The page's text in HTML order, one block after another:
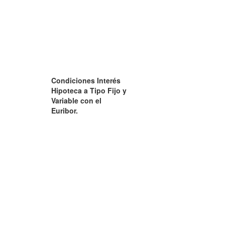
Condiciones Interés
Hipoteca a Tipo Fijo y
Variable con el
Euribor.